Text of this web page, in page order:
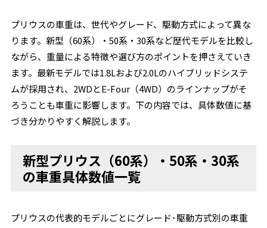
プリウスの車重は、世代やグレード、駆動方式によって異な
ります。新型（60系）・50系・30系など歴代モデルを比較し
ながら、重量による特徴や選び方のポイントを押さえていき
ます。最新モデルでは1.8Lおよび2.0Lのハイブリッドシステ
ムが採用され、2WDとE-Four（4WD）のラインナップがそ
ろうことも車重に影響します。下の内容では、具体数値に基
づき分かりやすく解説します。
新型プリウス（60系）・50系・30系
の車重具体数値一覧
プリウスの代表的モデルごとにグレード･駆動方式別の車重